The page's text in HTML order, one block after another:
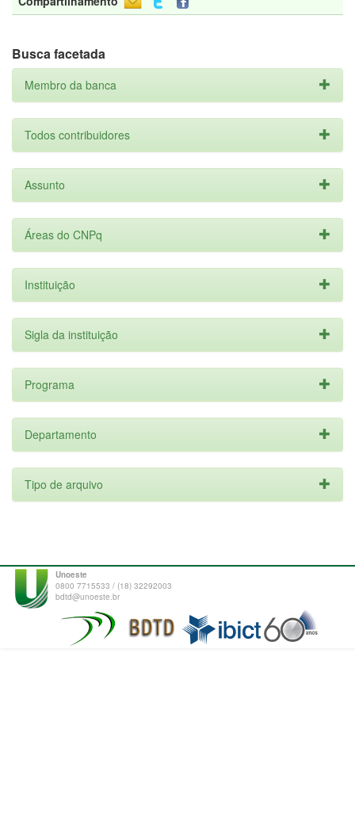
Busca facetada
Membro da banca
Todos contribuidores
Assunto
Áreas do CNPq
Instituição
Sigla da instituição
Programa
Departamento
Tipo de arquivo
Unoeste
0800 7715533 / (18) 32292003
bdtd@unoeste.br